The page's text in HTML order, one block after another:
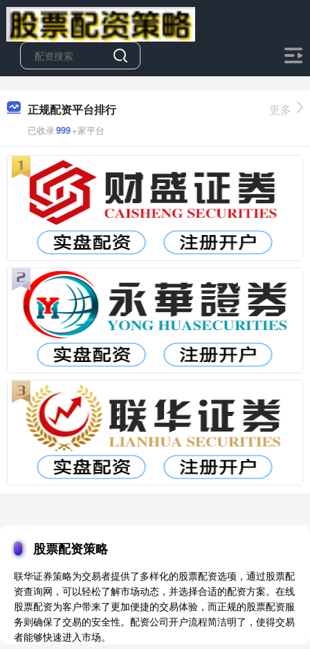
正规配资平台排行
已收录999+家平台
更多
股票配资策略
联华证券策略为交易者提供了多样化的股票配资选项，通过股票配
资查询网，可以轻松了解市场动态，并选择合适的配资方案。在线
股票配资为客户带来了更加便捷的交易体验，而正规的股票配资服
务则确保了交易的安全性。配资公司开户流程简洁明了，使得交易
者能够快速进入市场。